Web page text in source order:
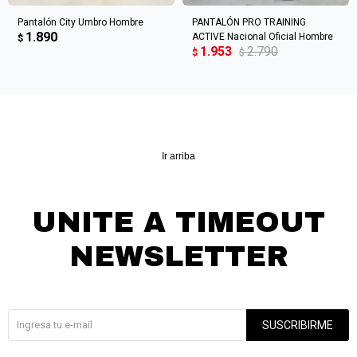
Pantalón City Umbro Hombre
$ 1.890
PANTALÓN PRO TRAINING
ACTIVE Nacional Oficial Hombre
$ 1.953 $ 2.790
Ir arriba
UNITE A TIMEOUT
NEWSLETTER
SUSCRIBIRME